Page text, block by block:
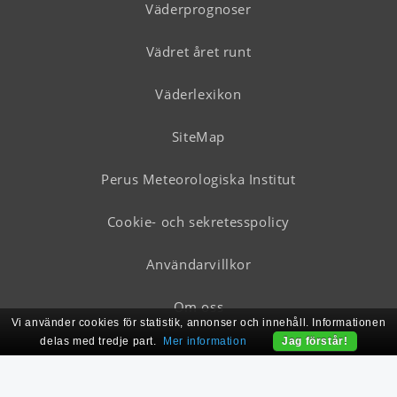
Väderprognoser
Vädret året runt
Väderlexikon
SiteMap
Perus Meteorologiska Institut
Cookie- och sekretesspolicy
Användarvillkor
Om oss
Vi använder cookies för statistik, annonser och innehåll. Informationen
delas med tredje part.
Mer information Jag förstår!